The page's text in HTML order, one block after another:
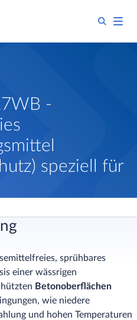
-
speziell für
sprühbares
einer wässrigen
Betonoberflächen
wie niedere
und hohen Temperaturen